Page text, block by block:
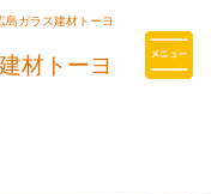
を
島ガラス建材トーヨ
材トーヨ